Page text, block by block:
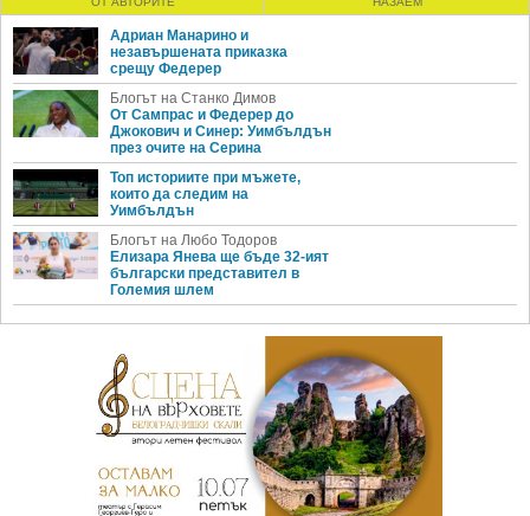
Адриан Манарино и
незавършената приказка
срещу Федерер
Блогът на Станко Димов
От Сампрас и Федерер до
Джокович и Синер: Уимбълдън
през очите на Серина
Топ историите при мъжете,
които да следим на
Уимбълдън
Блогът на Любо Тодоров
Елизара Янева ще бъде 32-ият
български представител в
Големия шлем